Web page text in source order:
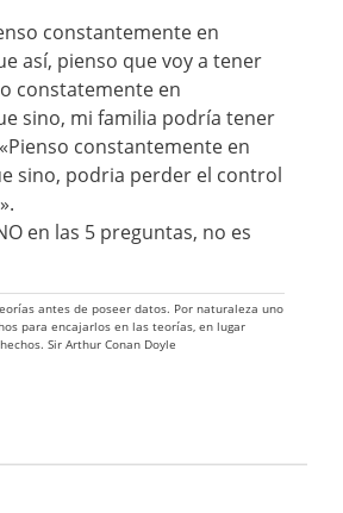
constantemente en
así, pienso que voy a tener
constatemente en
sino, mi familia podría tener
constantemente en
sino, podria perder el control
en las 5 preguntas, no es
antes de poseer datos. Por naturaleza uno
para encajarlos en las teorías, en lugar
Sir Arthur Conan Doyle